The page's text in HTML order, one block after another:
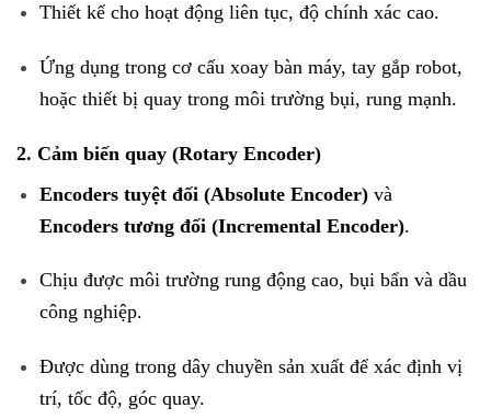
Thiết kế cho hoạt động liên tục, độ chính xác cao.
Ứng dụng trong cơ cấu xoay bàn máy, tay gắp robot,
hoặc thiết bị quay trong môi trường bụi, rung mạnh.
2. Cảm biến quay (Rotary Encoder)
Encoders tuyệt đối (Absolute Encoder)và
Encoders tương đối (Incremental Encoder).
Chịu được môi trường rung động cao, bụi bẩn và dầu
công nghiệp.
Được dùng trong dây chuyền sản xuất để xác định vị
trí, tốc độ, góc quay.